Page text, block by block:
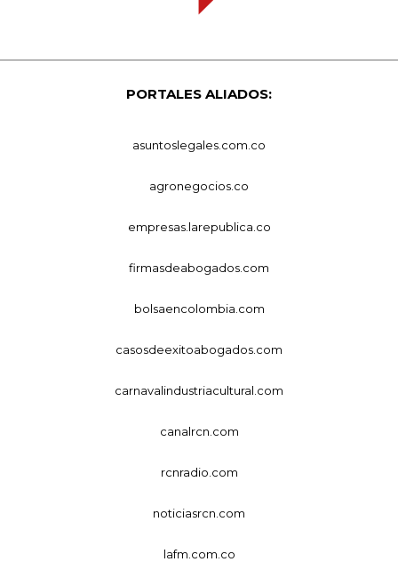
PORTALES ALIADOS:
asuntoslegales.com.co
agronegocios.co
empresas.larepublica.co
firmasdeabogados.com
bolsaencolombia.com
casosdeexitoabogados.com
carnavalindustriacultural.com
canalrcn.com
rcnradio.com
noticiasrcn.com
lafm.com.co